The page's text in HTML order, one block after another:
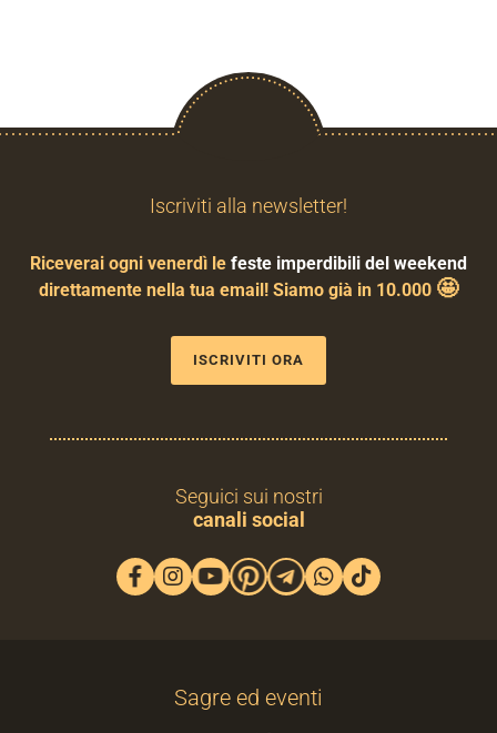
Iscriviti alla newsletter!
Riceverai ogni venerdì le feste imperdibili del weekend
direttamente nella tua email! Siamo già in 10.000 🤩
ISCRIVITI ORA
Seguici sui nostri
canali social
Sagre ed eventi